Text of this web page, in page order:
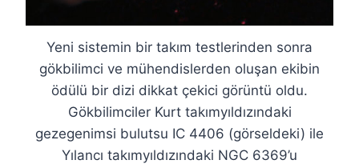
Yeni sistemin bir takım testlerinden sonra
gökbilimci ve mühendislerden oluşan ekibin
ödülü bir dizi dikkat çekici görüntü oldu.
Gökbilimciler Kurt takımyıldızındaki
gezegenimsi bulutsu IC 4406 (görseldeki) ile
Yılancı takımyıldızındaki NGC 6369’u